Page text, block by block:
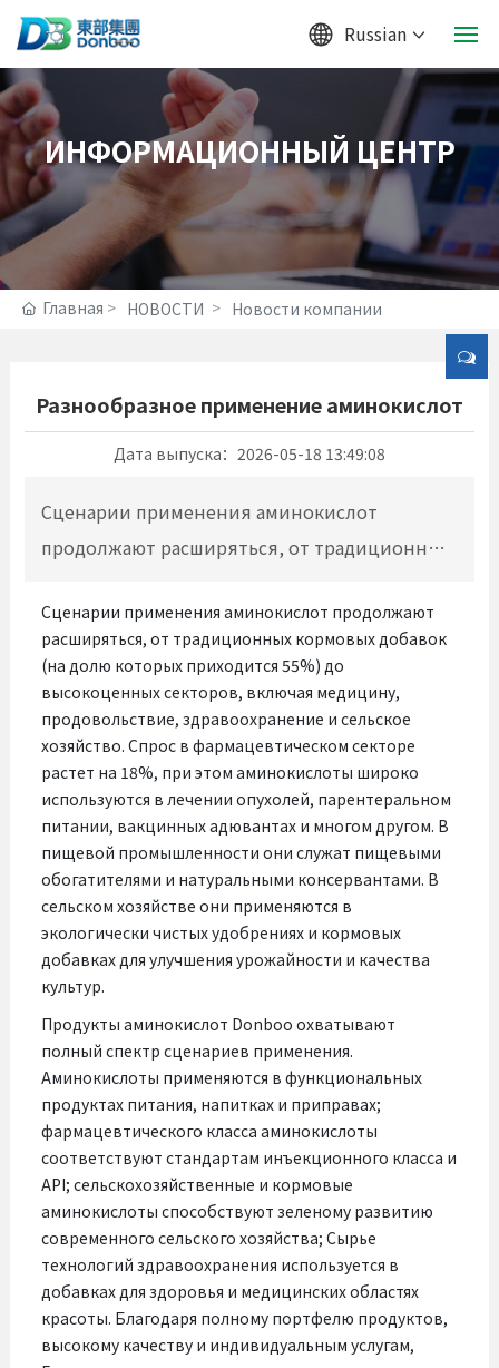
Главная
ОБ ОТНОШЕНИЯХ
ПРОДУКЦИЯ
УДЕРЖИТЕЛЬ И КОРМА
Russian
ИНФОРМАЦИОННЫЙ ЦЕНТР
Главная НОВОСТИ Новости компании
Разнообразное применение аминокислот
Дата выпуска： 2026-05-18 13:49:08
Сценарии применения аминокислот
продолжают расширяться, от традиционных
приходится 55%) до высокоценных секторов,
включая медицину, продовольствие,
здравоохранение и сельское хозяйство.
Спрос в фармацевтическом секторе растет на
18%, при этом аминокислоты широко
используются в лечении опухолей,
парентеральном питании, вакцинных
адювантах и многом другом. В пищевой
промышленности они служат пищевыми
обогатителями и натуральными
консервантами. В сельском хозяйстве они
удобрениях и кормовых добавках для
улучшения урожайности и качества культур.
Сценарии применения аминокислот продолжают
расширяться, от традиционных кормовых добавок
(на долю которых приходится 55%) до
высокоценных секторов, включая медицину,
продовольствие, здравоохранение и сельское
хозяйство. Спрос в фармацевтическом секторе
растет на 18%, при этом аминокислоты широко
используются в лечении опухолей, парентеральном
питании, вакцинных адювантах и многом другом. В
пищевой промышленности они служат пищевыми
обогатителями и натуральными консервантами. В
сельском хозяйстве они применяются в
экологически чистых удобрениях и кормовых
добавках для улучшения урожайности и качества
культур.
Продукты аминокислот Donboo охватывают
полный спектр сценариев применения.
Аминокислоты применяются в функциональных
продуктах питания, напитках и приправах;
фармацевтического класса аминокислоты
соответствуют стандартам инъекционного класса и
API; сельскохозяйственные и кормовые
аминокислоты способствуют зеленому развитию
современного сельского хозяйства; Сырье
технологий здравоохранения используется в
добавках для здоровья и медицинских областях
красоты. Благодаря полному портфелю продуктов,
высокому качеству и индивидуальным услугам,